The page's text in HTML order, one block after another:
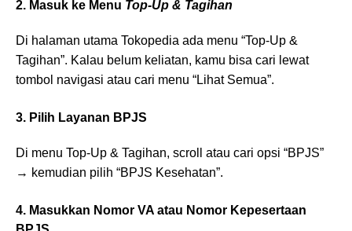
2. Masuk ke Menu Top-Up & Tagihan
Di halaman utama Tokopedia ada menu “Top-Up &
Tagihan”. Kalau belum keliatan, kamu bisa cari lewat
tombol navigasi atau cari menu “Lihat Semua”.
3. Pilih Layanan BPJS
Di menu Top-Up & Tagihan, scroll atau cari opsi “BPJS”
→ kemudian pilih “BPJS Kesehatan”.
4. Masukkan Nomor VA atau Nomor Kepesertaan